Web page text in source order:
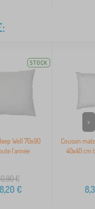
STOCK
Well 70x90
l'année
€
€
Coussin
40x40 cm
>